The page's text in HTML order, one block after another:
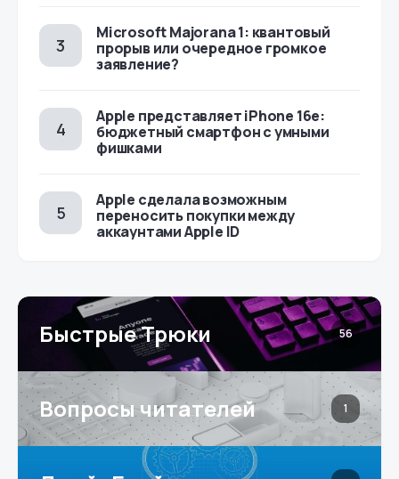
Microsoft Majorana 1: квантовый
прорыв или очередное громкое
заявление?
Apple представляет iPhone 16e:
бюджетный смартфон с умными
фишками
Apple сделала возможным
переносить покупки между
аккаунтами Apple ID
Быстрые Трюки 56
Вопросы читателей 1